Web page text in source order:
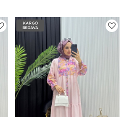
KARGO
BEDAVA